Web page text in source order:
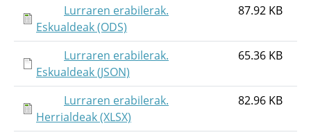
Lurraren erabilerak.
Eskualdeak (ODS)
87.92 KB
Lurraren erabilerak.
Eskualdeak (JSON)
65.36 KB
Lurraren erabilerak.
Herrialdeak (XLSX)
82.96 KB